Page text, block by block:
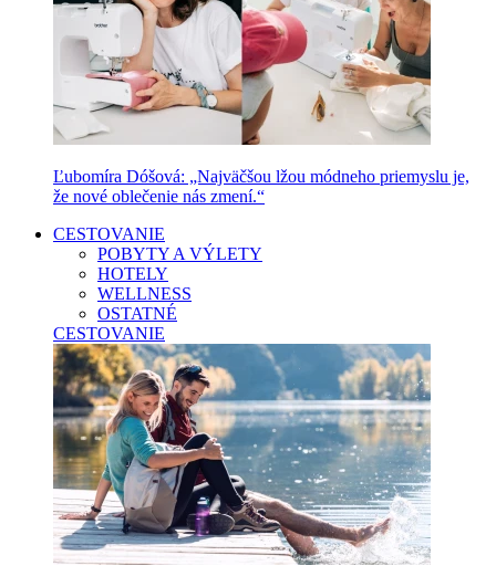
Ľubomíra Dóšová: „Najväčšou lžou módneho priemyslu je,
že nové oblečenie nás zmení.“
CESTOVANIE
POBYTY A VÝLETY
HOTELY
WELLNESS
OSTATNÉ
CESTOVANIE